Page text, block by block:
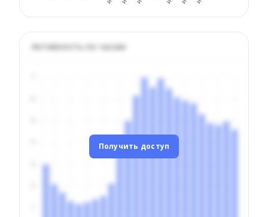
Активность по часам
Получить доступ